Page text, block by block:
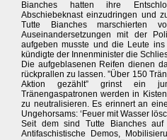
Bianches hatten ihre
Abschiebeknast einzudringen und
Tutte Bianches marschierten
Auseinandersetzungen mit der
aufgeben musste und die Leute
kündigte der Innenminister die
Die aufgeblasenen Reifen dienen
rückprallen zu lassen. ”Über 150
Aktion gezählt” grinst ein
Tränengaspatronen werden in
zu neutralisieren. Es erinnert an
Ungehorsams: ‘Feuer mit Wasser
Seit dem sind Tutte Bianches
Antifaschistische Demos,